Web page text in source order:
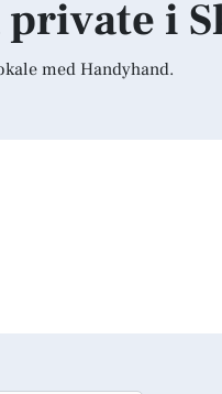
i
med Handyhand.